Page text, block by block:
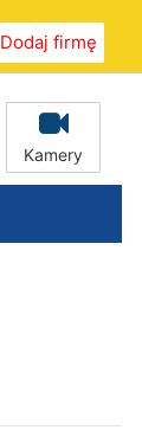
Dodaj firmę
Kamery